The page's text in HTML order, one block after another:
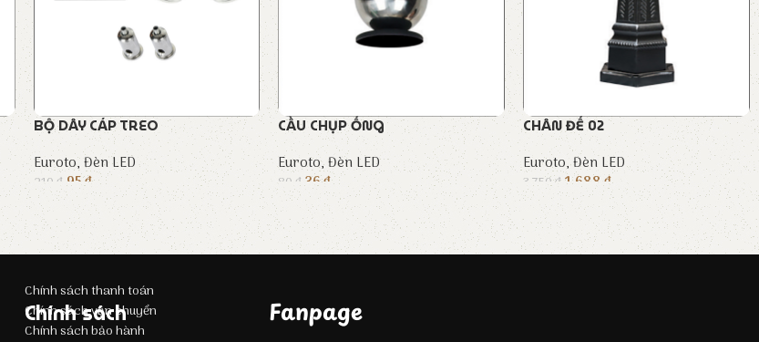
BỘ DÂY CÁP TREO
Euroto,Đèn LED
210 ₫ 95₫
CẦU CHỤP ỐNG
Euroto,Đèn LED
80 ₫ 36₫
CHÂN ĐẾ 02
Euroto,Đèn LED
3.750₫1.688₫
Chính sách
Chính sách thanh toán
Chính sách vận chuyển
Chính sách bảo hành
Fanpage